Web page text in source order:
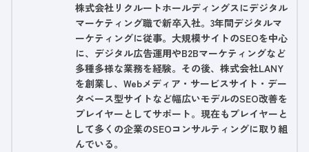
株式会社リクルートホールディングスにデジタル
マーケティング職で新卒入社。3年間デジタルマ
ーケティングに従事。大規模サイトのSEOを中心
に、デジタル広告運用やB2Bマーケティングなど
多種多様な業務を経験。その後、株式会社LANY
を創業し、Webメディア・サービスサイト・デー
タベース型サイトなど幅広いモデルのSEO改善を
プレイヤーとしてサポート。現在もプレイヤーと
して多くの企業のSEOコンサルティングに取り組
んでいる。